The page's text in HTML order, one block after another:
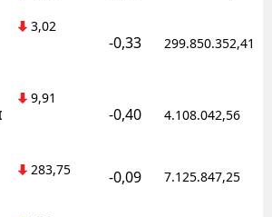
3,02
-0,33 299.850.352,41
9,91
-0,40 4.108.042,56
283,75 -0,09 7.125.847,25